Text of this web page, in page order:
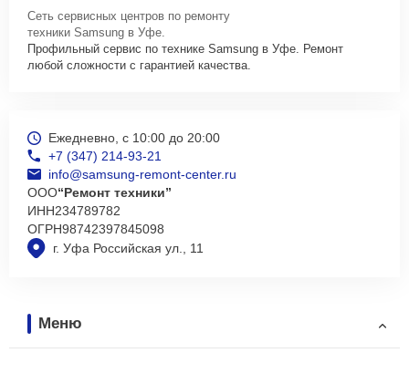
Сеть сервисных центров по ремонту
техники Samsung в Уфе.
Профильный сервис по технике Samsung в Уфе. Ремонт
любой сложности с гарантией качества.
г. Уфа Российская ул., 11
Ежедневно, с 10:00 до 20:00
+7 (347) 214-93-21
info@samsung-remont-center.ru
ООО“Ремонт техники”
ИНН234789782
ОГРН98742397845098
Меню